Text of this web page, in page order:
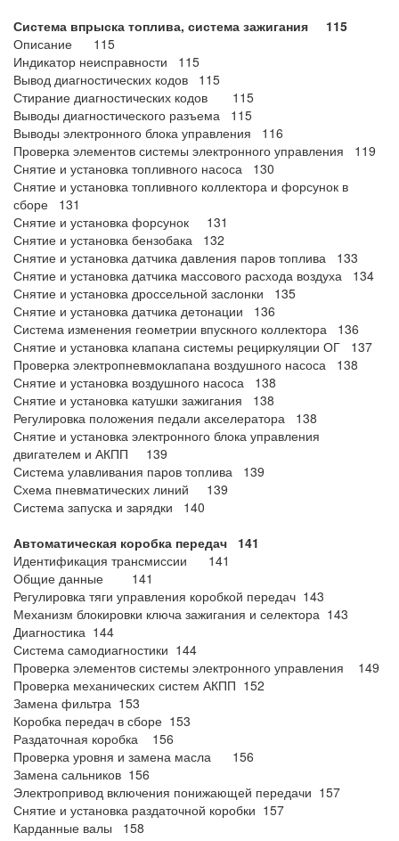
Система впрыска топлива, система зажигания 115
Описание 115
Индикатор неисправности 115
Вывод диагностических кодов 115
Стирание диагностических кодов 115
Выводы диагностического разъема 115
Выводы электронного блока управления 116
Проверка элементов системы электронного управления 119
Снятие и установка топливного насоса 130
Снятие и установка топливного коллектора и форсунок в
сборе 131
Снятие и установка форсунок 131
Снятие и установка бензобака 132
Снятие и установка датчика давления паров топлива 133
Снятие и установка датчика массового расхода воздуха 134
Снятие и установка дроссельной заслонки 135
Снятие и установка датчика детонации 136
Система изменения геометрии впускного коллектора 136
Снятие и установка клапана системы рециркуляции ОГ 137
Проверка электропневмоклапана воздушного насоса 138
Снятие и установка воздушного насоса 138
Снятие и установка катушки зажигания 138
Регулировка положения педали акселератора 138
Снятие и установка электронного блока управления
двигателем и АКПП 139
Система улавливания паров топлива 139
Схема пневматических линий 139
Система запуска и зарядки 140
Автоматическая коробка передач 141
Идентификация трансмиссии 141
Общие данные 141
Регулировка тяги управления коробкой передач 143
Механизм блокировки ключа зажигания и селектора 143
Диагностика 144
Система самодиагностики 144
Проверка элементов системы электронного управления 149
Проверка механических систем АКПП 152
Замена фильтра 153
Коробка передач в сборе 153
Раздаточная коробка 156
Проверка уровня и замена масла 156
Замена сальников 156
Электропривод включения понижающей передачи 157
Снятие и установка раздаточной коробки 157
Карданные валы 158